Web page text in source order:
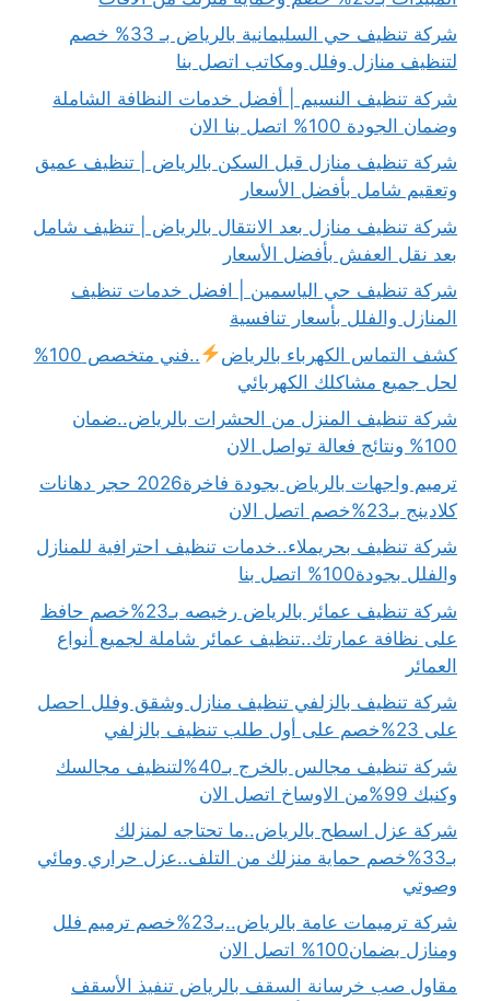
شركة تنظيف حي السليمانية بالرياض بـ 33% خصم
لتنظيف منازل وفلل ومكاتب اتصل بنا
شركة تنظيف النسيم | أفضل خدمات النظافة الشاملة
وضمان الجودة 100% اتصل بنا الان
شركة تنظيف منازل قبل السكن بالرياض | تنظيف عميق
وتعقيم شامل بأفضل الأسعار
شركة تنظيف منازل بعد الانتقال بالرياض | تنظيف شامل
بعد نقل العفش بأفضل الأسعار
شركة تنظيف حي الياسمين | افضل خدمات تنظيف
المنازل والفلل بأسعار تنافسية
كشف التماس الكهرباء بالرياض
..فني متخصص 100%
لحل جميع مشاكلك الكهربائي
شركة تنظيف المنزل من الحشرات بالرياض..ضمان
100% ونتائج فعالة تواصل الان
ترميم واجهات بالرياض بجودة فاخرة2026 حجر دهانات
كلادينج بـ23%خصم اتصل الان
شركة تنظيف بحريملاء..خدمات تنظيف احترافية للمنازل
والفلل بجودة100% اتصل بنا
شركة تنظيف عمائر بالرياض رخيصه بـ23%خصم حافظ
على نظافة عمارتك..تنظيف عمائر شاملة لجميع أنواع
العمائر
شركة تنظيف بالزلفي تنظيف منازل وشقق وفلل احصل
على 23%خصم على أول طلب تنظيف بالزلفي
شركة تنظيف مجالس بالخرج بـ40%لتنظيف مجالسك
وكنبك 99%من الاوساخ اتصل الان
شركة عزل اسطح بالرياض..ما تحتاجه لمنزلك
بـ33%خصم حماية منزلك من التلف..عزل حراري ومائي
وصوتي
شركة ترميمات عامة بالرياض..بـ23%خصم ترميم فلل
ومنازل بضمان100% اتصل الان
مقاول صب خرسانة السقف بالرياض تنفيذ الأسقف